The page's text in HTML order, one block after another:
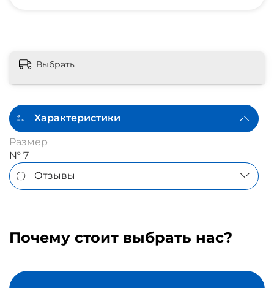
Выбрать
Характеристики
Размер
№ 7
Отзывы
Почему стоит выбрать нас?